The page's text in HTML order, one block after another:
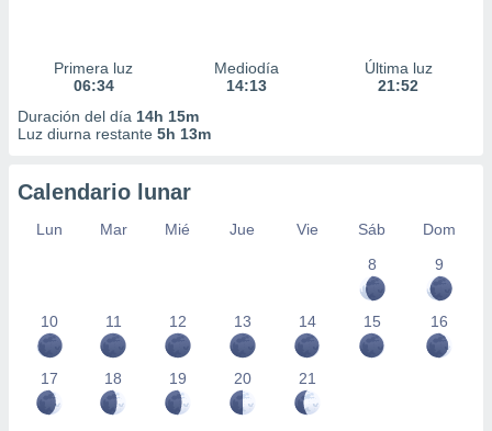
Primera luz
06:34
Mediodía
14:13
Última luz
21:52
Duración del día 14h 15m
Luz diurna restante 5h 13m
Calendario lunar
Lun Mar Mié Jue Vie Sáb
Dom
8
9
10 11 12 13 14 15 16
17 18 19 20 21